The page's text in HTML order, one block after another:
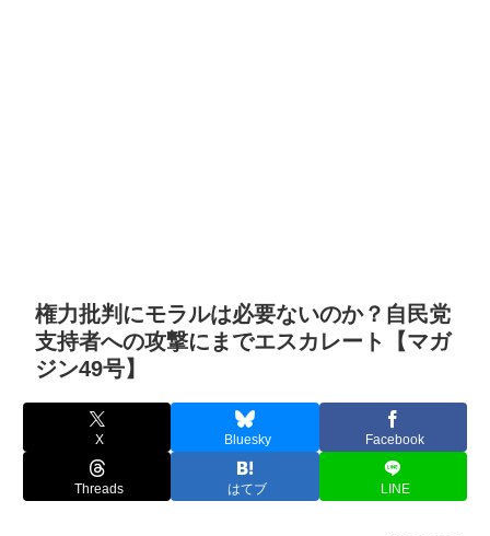
権力批判にモラルは必要ないのか？自民党
支持者への攻撃にまでエスカレート【マガ
ジン49号】
X Bluesky Facebook
Threads はてブ LINE